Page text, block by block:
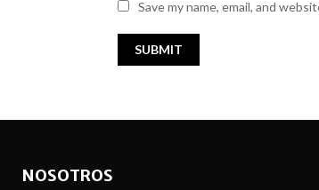
Save my name, email, and
NOSOTROS